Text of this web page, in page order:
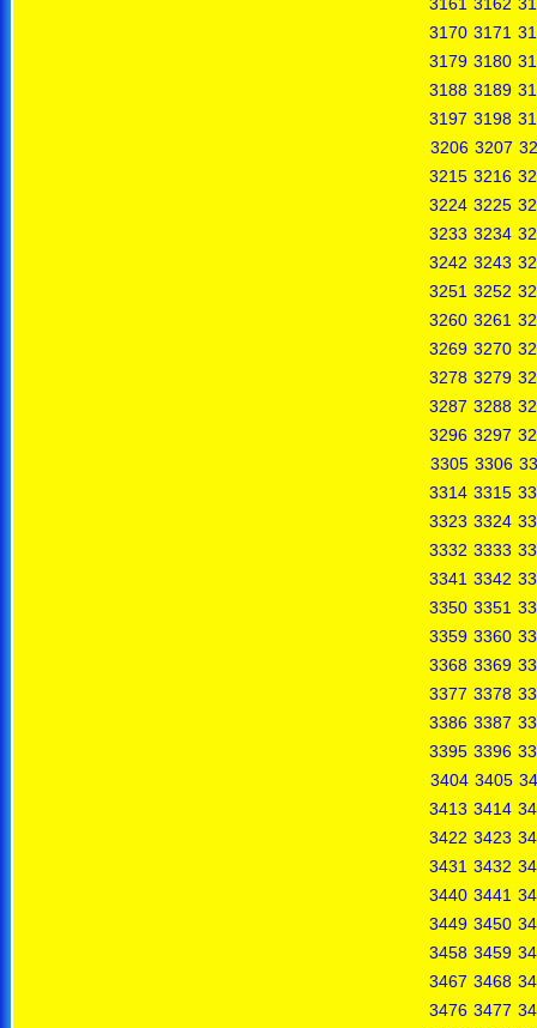
3170 3171
3179 3180
3188 3189
3197 3198
3206 3207
3215 3216
3224 3225
3233 3234
3242 3243
3251 3252
3260 3261
3269 3270
3278 3279
3287 3288
3296 3297
3305 3306
3314 3315
3323 3324
3332 3333
3341 3342
3350 3351
3359 3360
3368 3369
3377 3378
3386 3387
3395 3396
3404 3405
3413 3414
3422 3423
3431 3432
3440 3441
3449 3450
3458 3459
3467 3468
3476 3477